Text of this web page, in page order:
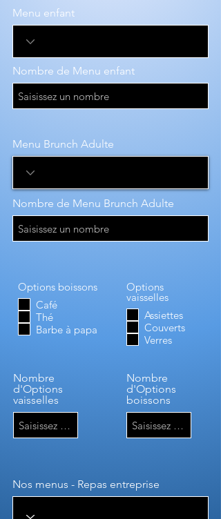
Menu enfant
Nombre de Menu enfant
Menu Brunch Adulte
Nombre de Menu Brunch Adulte
Options boissons
Café
Thé
Barbe à papa
Nombre
d'Options
vaisselles
Options
vaisselles
Assiettes
Couverts
Verres
Nombre
d'Options
boissons
Nos menus - Repas entreprise